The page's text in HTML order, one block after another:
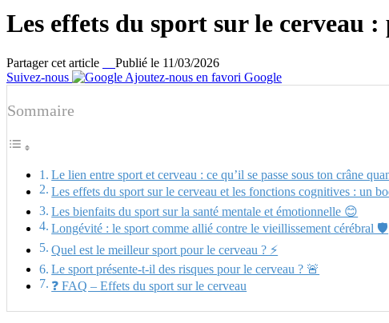
Les effets du sport sur le cerveau
Partager cet article
Publié le 11/03/2026
Suivez-nous
Ajoutez-nous en favori Google
Sommaire
Le lien entre sport et cerveau : ce qu’il se passe sous ton crâne
Les effets du sport sur le cerveau et les fonctions cognitives : un
Les bienfaits du sport sur la santé mentale et émotionnelle 😊
Longévité : le sport comme allié contre le vieillissement cérébral 🛡️
Quel est le meilleur sport pour le cerveau ? ⚡
Le sport présente-t-il des risques pour le cerveau ? 🚨
❓ FAQ – Effets du sport sur le cerveau